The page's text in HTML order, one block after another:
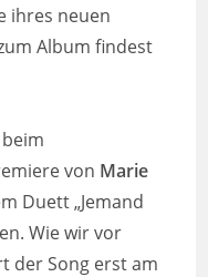
ihres neuen
Album findest
von Marie
Duett „Jemand
Wie wir vor
der Song erst am